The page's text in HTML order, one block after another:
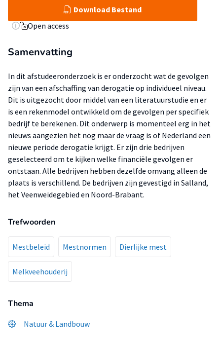
Download Bestand
Open access
Samenvatting
In dit afstudeeronderzoek is er onderzocht wat de gevolgen
zijn van een afschaffing van derogatie op individueel niveau.
Dit is uitgezocht door middel van een literatuurstudie en er
is een rekenmodel ontwikkeld om de gevolgen per specifiek
bedrijf te berekenen. Dit onderwerp is momenteel erg in het
nieuws aangezien het nog maar de vraag is of Nederland een
nieuwe periode derogatie krijgt. Er zijn drie bedrijven
geselecteerd om te kijken welke financiële gevolgen er
ontstaan. Alle bedrijven hebben dezelfde omvang alleen de
plaats is verschillend. De bedrijven zijn gevestigd in Salland,
het Veenweidegebied en Noord-Brabant.
Trefwoorden
Mestbeleid Mestnormen Dierlijke mest
Melkveehouderij
Thema
Natuur & Landbouw